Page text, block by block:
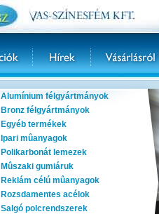
Alumínium félgyártmányok
Bronz félgyártmányok
Egyéb termékek
Ipari mûanyagok
Polikarbonát lemezek
Mûszaki gumiáruk
Reklám célú mûanyagok
Rozsdamentes acélok
Salgó polcrendszerek